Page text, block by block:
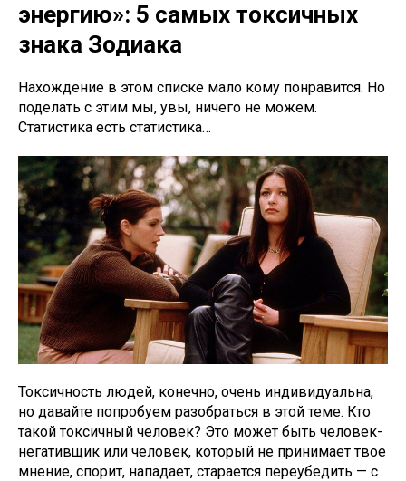
энергию»: 5 самых токсичных
знака Зодиака
Нахождение в этом списке мало кому понравится. Но
поделать с этим мы, увы, ничего не можем.
Статистика есть статистика…
Токсичность людей, конечно, очень индивидуальна,
но давайте попробуем разобраться в этой теме. Кто
такой токсичный человек? Это может быть человек-
негативщик или человек, который не принимает твое
мнение, спорит, нападает, старается переубедить — с